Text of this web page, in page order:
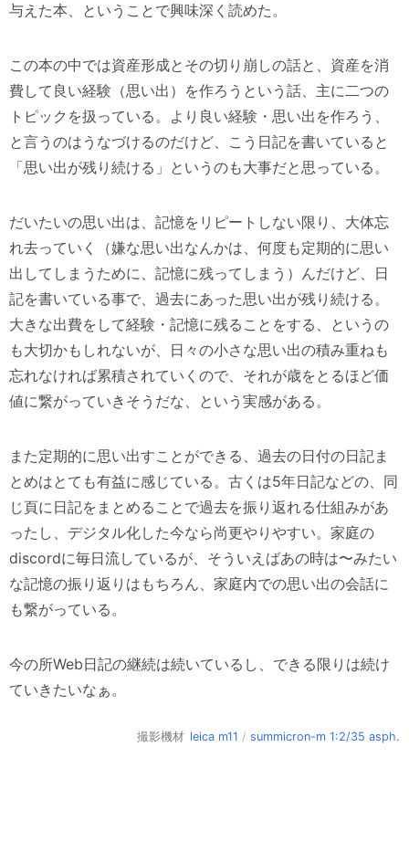
与えた本、ということで興味深く読めた。
この本の中では資産形成とその切り崩しの話と、資産を消
費して良い経験（思い出）を作ろうという話、主に二つの
トピックを扱っている。より良い経験・思い出を作ろう、
と言うのはうなづけるのだけど、こう日記を書いていると
「思い出が残り続ける」というのも大事だと思っている。
だいたいの思い出は、記憶をリピートしない限り、大体忘
れ去っていく（嫌な思い出なんかは、何度も定期的に思い
出してしまうために、記憶に残ってしまう）んだけど、日
記を書いている事で、過去にあった思い出が残り続ける。
大きな出費をして経験・記憶に残ることをする、というの
も大切かもしれないが、日々の小さな思い出の積み重ねも
忘れなければ累積されていくので、それが歳をとるほど価
値に繋がっていきそうだな、という実感がある。
また定期的に思い出すことができる、過去の日付の日記ま
とめはとても有益に感じている。古くは5年日記などの、同
じ頁に日記をまとめることで過去を振り返れる仕組みがあ
ったし、デジタル化した今なら尚更やりやすい。家庭の
discordに毎日流しているが、そういえばあの時は〜みたい
な記憶の振り返りはもちろん、家庭内での思い出の会話に
も繋がっている。
今の所Web日記の継続は続いているし、できる限りは続け
ていきたいなぁ。
撮影機材 leica m11 / summicron-m 1:2/35 asph.